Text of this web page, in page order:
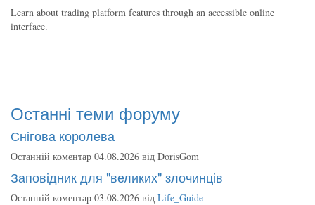
Learn about trading platform features through an accessible online
interface.
Останні теми форуму
Снігова королева
Останній коментар 04.08.2026 від DorisGom
Заповідник для "великих" злочинців
Останній коментар 03.08.2026 від Life_Guide